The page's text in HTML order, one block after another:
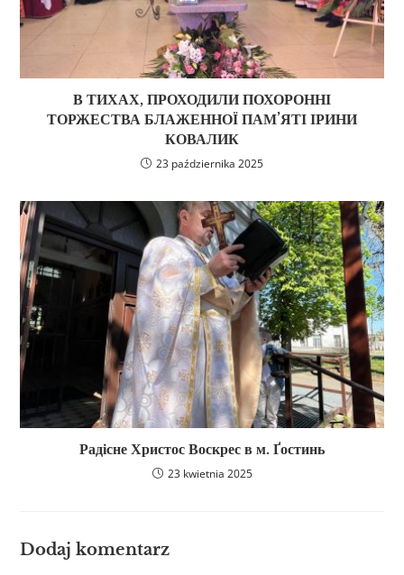
В ТИХАХ, ПРОХОДИЛИ ПОХОРОННІ
ТОРЖЕСТВА БЛАЖЕННОЇ ПАМ’ЯТІ ІРИНИ
КОВАЛИК
23 października 2025
Радісне Христос Воскрес в м. Ґостинь
23 kwietnia 2025
Dodaj komentarz